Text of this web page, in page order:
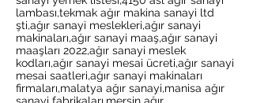
lambası,tekmak ağır makina sanayi ltd
şti,ağır sanayi meslekleri,ağır sanayi
makinaları,ağır sanayi maaş,ağır sanayi
maaşları 2022,ağır sanayi meslek
kodları,ağır sanayi mesai ücreti,ağır sanayi
mesai saatleri,ağır sanayi makinaları
firmaları,malatya ağır sanayi,manisa ağır